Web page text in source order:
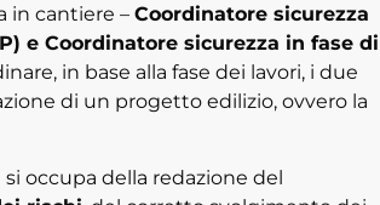
in cantiere – Coordinatore sicurezza
e Coordinatore sicurezza in fase di
in base alla fase dei lavori, i due
di un progetto edilizio, ovvero la
occupa della redazione del